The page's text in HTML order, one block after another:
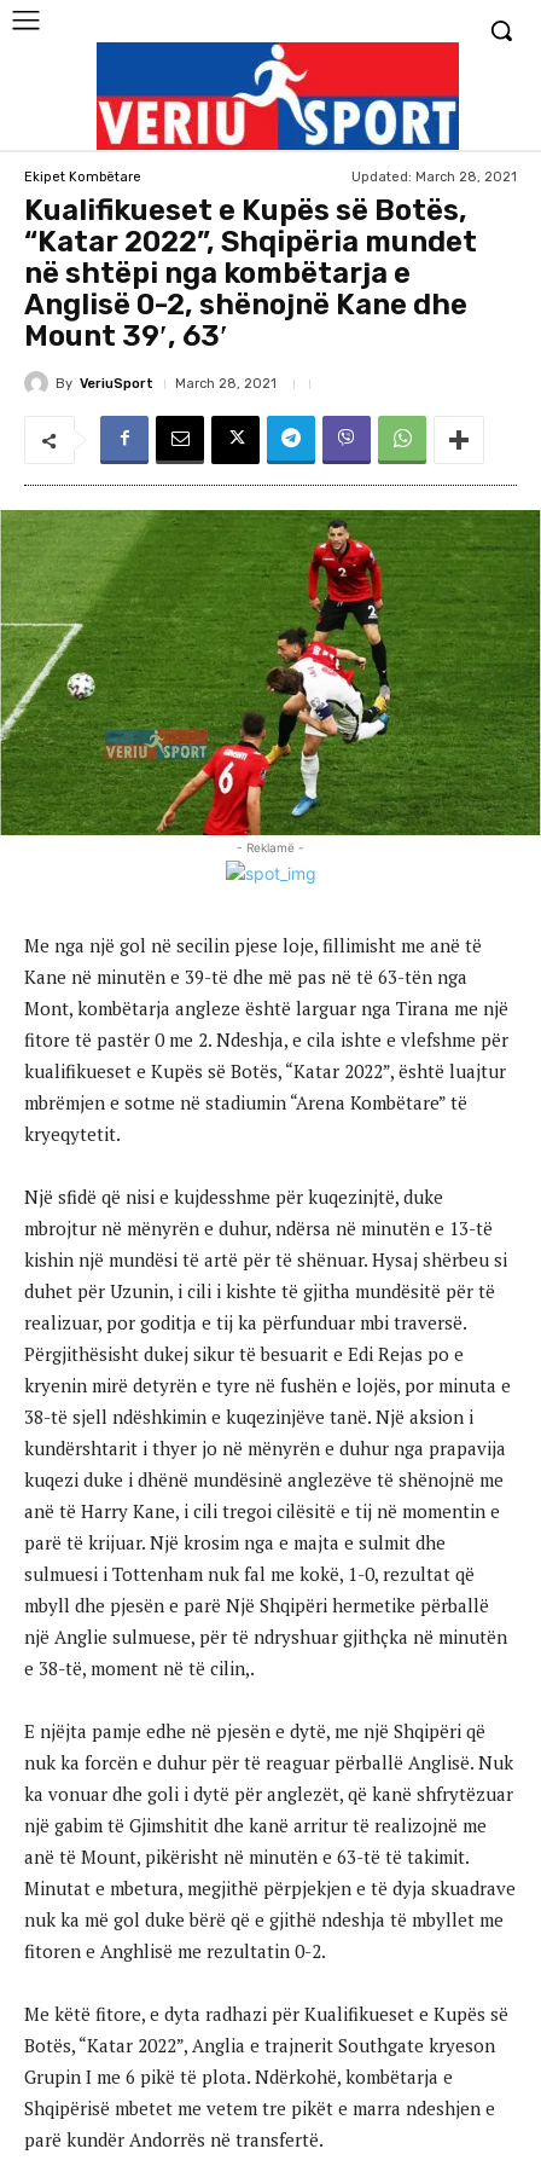
Ekipet Kombëtare Updated: March 28, 2021
Kualifikueset e Kupës së Botës,
“Katar 2022”, Shqipëria mundet
në shtëpi nga kombëtarja e
Anglisë 0-2, shënojnë Kane dhe
Mount 39′, 63′
By VeriuSport March 28, 2021
- Reklamë -
Me nga një gol në secilin pjese loje, fillimisht me anë të
Kane në minutën e 39-të dhe më pas në të 63-tën nga
Mont, kombëtarja angleze është larguar nga Tirana me një
fitore të pastër 0 me 2. Ndeshja, e cila ishte e vlefshme për
kualifikueset e Kupës së Botës, “Katar 2022”, është luajtur
mbrëmjen e sotme në stadiumin “Arena Kombëtare” të
kryeqytetit.
Një sfidë që nisi e kujdesshme për kuqezinjtë, duke
mbrojtur në mënyrën e duhur, ndërsa në minutën e 13-të
kishin një mundësi të artë për të shënuar. Hysaj shërbeu si
duhet për Uzunin, i cili i kishte të gjitha mundësitë për të
realizuar, por goditja e tij ka përfunduar mbi traversë.
Përgjithësisht dukej sikur të besuarit e Edi Rejas po e
kryenin mirë detyrën e tyre në fushën e lojës, por minuta e
38-të sjell ndëshkimin e kuqezinjëve tanë. Një aksion i
kundërshtarit i thyer jo në mënyrën e duhur nga prapavija
kuqezi duke i dhënë mundësinë anglezëve të shënojnë me
anë të Harry Kane, i cili tregoi cilësitë e tij në momentin e
parë të krijuar. Një krosim nga e majta e sulmit dhe
sulmuesi i Tottenham nuk fal me kokë, 1-0, rezultat që
mbyll dhe pjesën e parë Një Shqipëri hermetike përballë
një Anglie sulmuese, për të ndryshuar gjithçka në minutën
e 38-të, moment në të cilin,.
E njëjta pamje edhe në pjesën e dytë, me një Shqipëri që
nuk ka forcën e duhur për të reaguar përballë Anglisë. Nuk
ka vonuar dhe goli i dytë për anglezët, që kanë shfrytëzuar
një gabim të Gjimshitit dhe kanë arritur të realizojnë me
anë të Mount, pikërisht në minutën e 63-të të takimit.
Minutat e mbetura, megjithë përpjekjen e të dyja skuadrave
nuk ka më gol duke bërë që e gjithë ndeshja të mbyllet me
fitoren e Anghlisë me rezultatin 0-2.
Me këtë fitore, e dyta radhazi për Kualifikueset e Kupës së
Botës, “Katar 2022”, Anglia e trajnerit Southgate kryeson
Grupin I me 6 pikë të plota. Ndërkohë, kombëtarja e
Shqipërisë mbetet me vetem tre pikët e marra ndeshjen e
parë kundër Andorrës në transfertë.